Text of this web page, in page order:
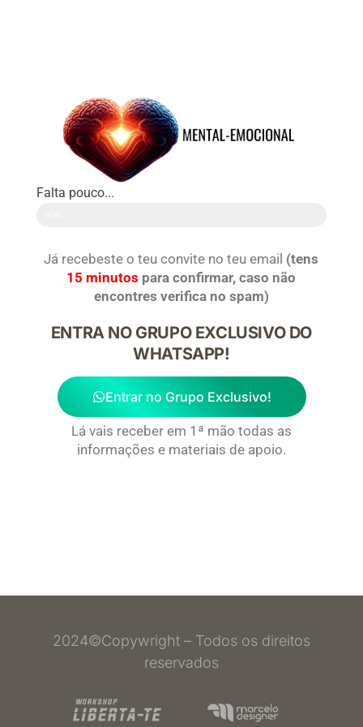
Falta pouco...
Já recebeste o teu convite no teu email (tens
15 minutos para confirmar, caso não
encontres verifica no spam)
ENTRA NO GRUPO EXCLUSIVO DO
WHATSAPP!
Entrar no Grupo Exclusivo!
Lá vais receber em 1ª mão todas as
informações e materiais de apoio.
2024©Copywright – Todos os direitos
reservados